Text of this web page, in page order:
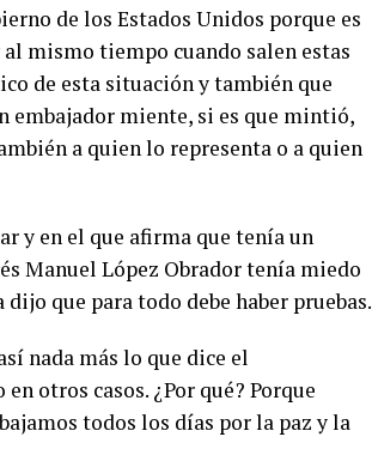
de los Estados Unidos porque es
mismo tiempo cuando salen estas
de esta situación y también que
embajador miente, si es que mintió,
a quien lo representa o a quien
y en el que afirma que tenía un
Manuel López Obrador tenía miedo
dijo que para todo debe haber pruebas.
nada más lo que dice el
otros casos. ¿Por qué? Porque
todos los días por la paz y la